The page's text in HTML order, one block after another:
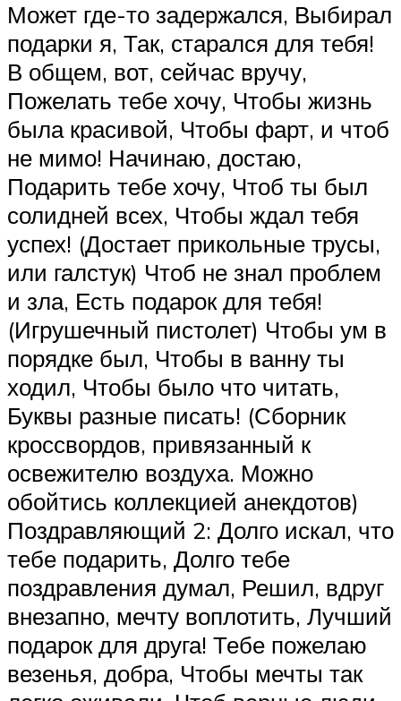
Может где-то задержался, Выбирал
подарки я, Так, старался для тебя!
В общем, вот, сейчас вручу,
Пожелать тебе хочу, Чтобы жизнь
была красивой, Чтобы фарт, и чтоб
не мимо! Начинаю, достаю,
Подарить тебе хочу, Чтоб ты был
солидней всех, Чтобы ждал тебя
успех! (Достает прикольные трусы,
или галстук) Чтоб не знал проблем
и зла, Есть подарок для тебя!
(Игрушечный пистолет) Чтобы ум в
порядке был, Чтобы в ванну ты
ходил, Чтобы было что читать,
Буквы разные писать! (Сборник
кроссвордов, привязанный к
освежителю воздуха. Можно
обойтись коллекцией анекдотов)
Поздравляющий 2: Долго искал, что
тебе подарить, Долго тебе
поздравления думал, Решил, вдруг
внезапно, мечту воплотить, Лучший
подарок для друга! Тебе пожелаю
везенья, добра, Чтобы мечты так